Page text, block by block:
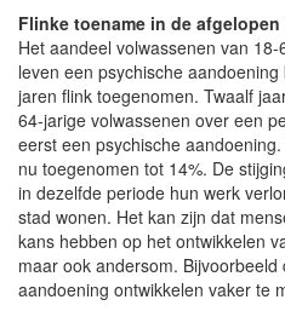
Flinke toename in de afgelopen
Het aandeel volwassenen van
leven een psychische
jaren flink toegenomen. Twaalf
64-jarige volwassenen over een
eerst een psychische
nu toegenomen tot 14%. De
in dezelfde periode hun werk
stad wonen. Het kan zijn dat
kans hebben op het ontwikkelen
maar ook andersom.
aandoening ontwikkelen vaker te